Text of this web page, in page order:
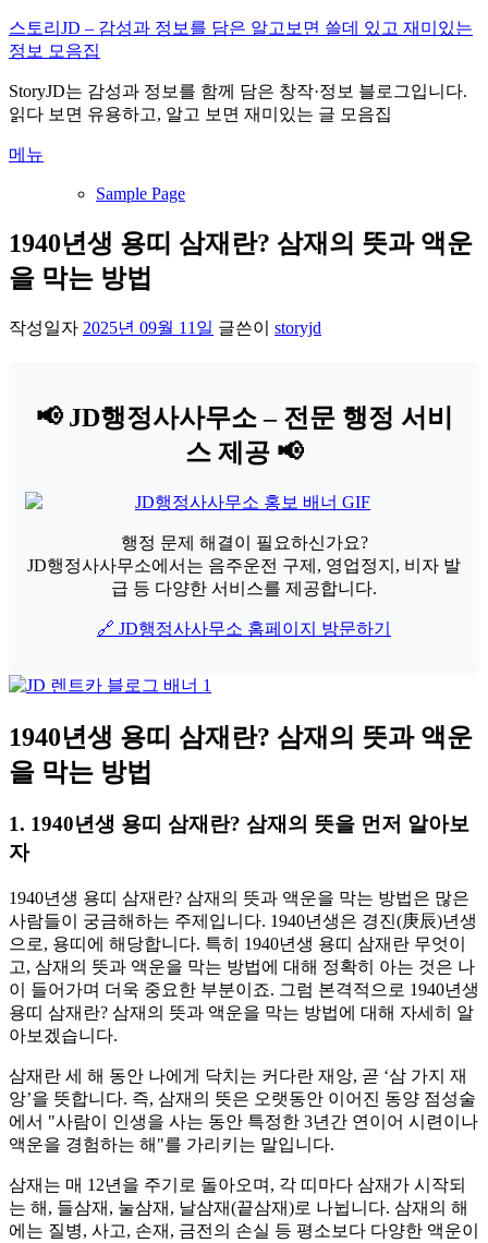
내
용
로
바
가
스토리JD – 감성과 정보를 담은 알고보면 쓸데 있고 재미있는
정보 모음집
StoryJD는 감성과 정보를 함께 담은 창작·정보 블로그입니다.
읽다 보면 유용하고, 알고 보면 재미있는 글 모음집
메뉴
Sample Page
1940년생 용띠 삼재란? 삼재의 뜻과 액운
을 막는 방법
작성일자 2025년 09월 11일 글쓴이 storyjd
📢 JD행정사사무소 – 전문 행정 서비
스 제공 📢
행정 문제 해결이 필요하신가요?
JD행정사사무소에서는 음주운전 구제, 영업정지, 비자 발
급 등 다양한 서비스를 제공합니다.
🔗 JD행정사사무소 홈페이지 방문하기
1940년생 용띠 삼재란? 삼재의 뜻과 액운
을 막는 방법
1. 1940년생 용띠 삼재란? 삼재의 뜻을 먼저 알아보
자
1940년생 용띠 삼재란? 삼재의 뜻과 액운을 막는 방법은 많은
사람들이 궁금해하는 주제입니다. 1940년생은 경진(庚辰)년생
으로, 용띠에 해당합니다. 특히 1940년생 용띠 삼재란 무엇이
고, 삼재의 뜻과 액운을 막는 방법에 대해 정확히 아는 것은 나
이 들어가며 더욱 중요한 부분이죠. 그럼 본격적으로 1940년생
용띠 삼재란? 삼재의 뜻과 액운을 막는 방법에 대해 자세히 알
아보겠습니다.
삼재란 세 해 동안 나에게 닥치는 커다란 재앙, 곧 ‘삼 가지 재
앙’을 뜻합니다. 즉, 삼재의 뜻은 오랫동안 이어진 동양 점성술
에서 "사람이 인생을 사는 동안 특정한 3년간 연이어 시련이나
액운을 경험하는 해"를 가리키는 말입니다.
삼재는 매 12년을 주기로 돌아오며, 각 띠마다 삼재가 시작되
는 해, 들삼재, 눌삼재, 날삼재(끝삼재)로 나뉩니다. 삼재의 해
에는 질병, 사고, 손재, 금전의 손실 등 평소보다 다양한 액운이